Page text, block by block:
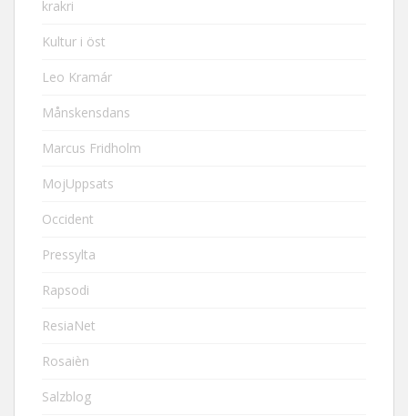
krakri
Kultur i öst
Leo Kramár
Månskensdans
Marcus Fridholm
MojUppsats
Occident
Pressylta
Rapsodi
ResiaNet
Rosaièn
Salzblog